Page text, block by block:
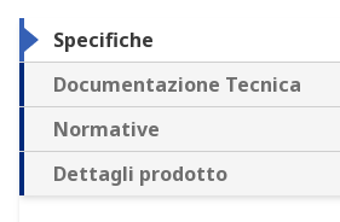
Specifiche
Documentazione Tecnica
Normative
Dettagli prodotto